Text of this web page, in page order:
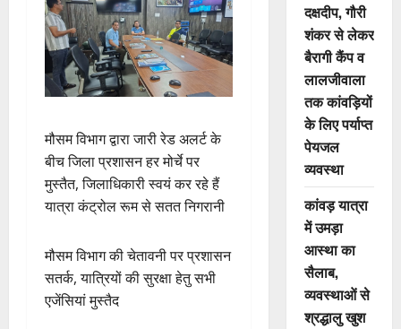
मौसम विभाग द्वारा जारी रेड अलर्ट के
बीच जिला प्रशासन हर मोर्चे पर
मुस्तैत, जिलाधिकारी स्वयं कर रहे हैं
यात्रा कंट्रोल रूम से सतत निगरानी
मौसम विभाग की चेतावनी पर प्रशासन
सतर्क, यात्रियों की सुरक्षा हेतु सभी
एजेंसियां मुस्तैद
दक्षदीप, गौरी
शंकर से लेकर
बैरागी कैंप व
लालजीवाला
तक कांवड़ियों
के लिए पर्याप्त
पेयजल
व्यवस्था
कांवड़ यात्रा
में उमड़ा
आस्था का
सैलाब,
व्यवस्थाओं से
श्रद्धालु खुश